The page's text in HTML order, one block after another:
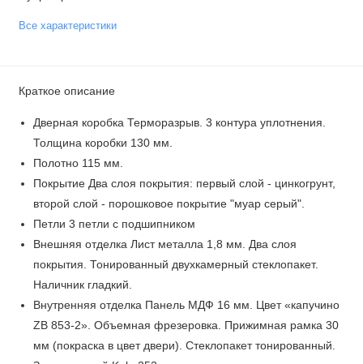
Все характеристики
Краткое описание
Дверная коробка Терморазрыв. 3 контура уплотнения.
Толщина коробки 130 мм.
Полотно 115 мм.
Покрытие Два слоя покрытия: первый слой - цинкогрунт,
второй слой - порошковое покрытие "муар серый".
Петли 3 петли с подшипником
Внешняя отделка Лист металла 1,8 мм. Два слоя
покрытия. Тонированный двухкамерный стеклопакет.
Наличник гладкий.
Внутренняя отделка Панель МДФ 16 мм. Цвет «капучино
ZB 853-2». Объемная фрезеровка. Прижимная рамка 30
мм (покраска в цвет двери). Стеклопакет тонированный.